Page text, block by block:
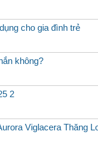
cho gia đình trẻ
không?
2
Viglacera Thăng